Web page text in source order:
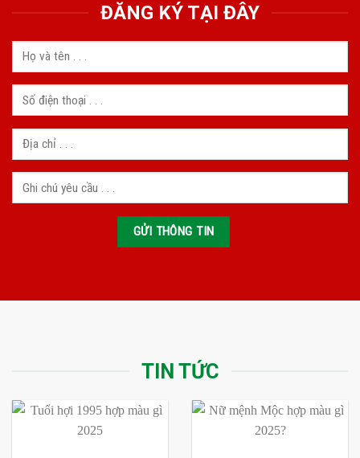
ĐĂNG KÝ TẠI ĐÂY
TIN TỨC